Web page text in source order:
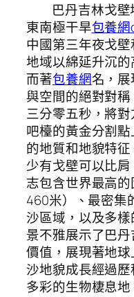
巴丹吉林戈
東南極干旱包養
中國第三年夜戈
地域以綿延升沉
而著包養網名，
與空間的絕對對
三分零五秒，將
吧檯的黃金分割
的地質和地貌特
少有戈壁可以比
志包含世界最高
460米）、最密集
沙區域，以及多
景不雅展示了巴
價值，展現著地
沙地貌成長經過歷
多彩的生物棲息地